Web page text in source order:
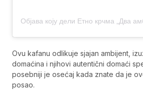
Ovu kafanu odlikuje sjajan ambijent,
domaćina i njihovi autentični domaći
posebniji je osećaj kada znate da je
posao.